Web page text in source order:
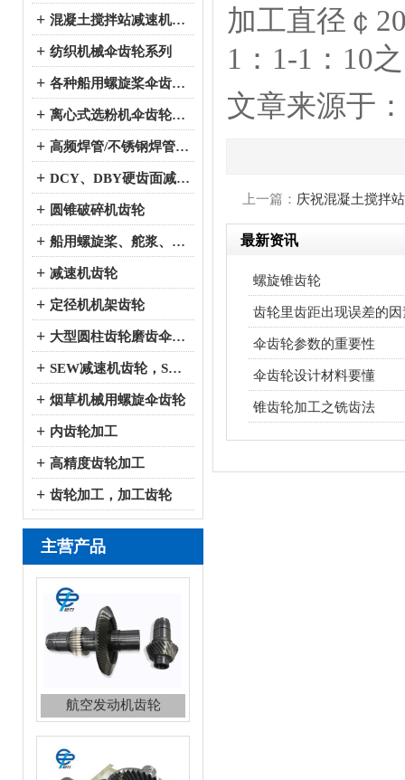
+ 混凝土搅拌站减速机伞齿轮系列
+ 纺织机械伞齿轮系列
+ 各种船用螺旋桨伞齿轮系列
+ 离心式选粉机伞齿轮系列
+ 高频焊管/不锈钢焊管、冷弯成型机伞齿轮系列
+ DCY、DBY硬齿面减速机伞齿轮系列
+ 圆锥破碎机齿轮
+ 船用螺旋桨、舵浆、侧向推进器--弧锥齿轮系列
+ 减速机齿轮
+ 定径机机架齿轮
+ 大型圆柱齿轮磨齿伞齿轮
+ SEW减速机齿轮，SEW减速机配件
+ 烟草机械用螺旋伞齿轮
+ 内齿轮加工
+ 高精度齿轮加工
+ 齿轮加工，加工齿轮
主营产品
加工直径￠
1：1-1：10
文章来源于
上一篇： 庆祝混凝土搅拌
最新资讯
螺旋锥齿轮
齿轮里齿距出现误差的因
伞齿轮参数的重要性
伞齿轮设计材料要懂
锥齿轮加工之铣齿法